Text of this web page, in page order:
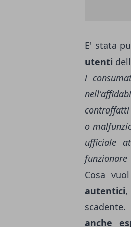
E' stata
utenti
i
o
ufficiale
Cosa
autentici
anche